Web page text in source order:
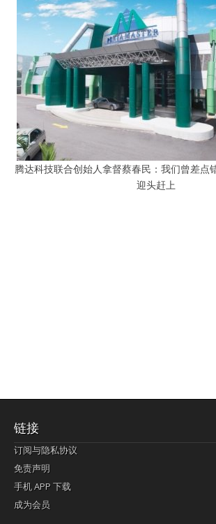
腾达科技联合创始人拿督蔡春民：我们曾差点
迎头赶上
链接
订阅与隐私协议
免责声明
手机 APP 下载
成为会员